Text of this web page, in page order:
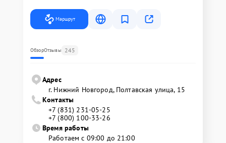
Маршрут
ОбзорОтзывы 245
Адрес
г. Нижний Новгород, Полтавская улица, 15
Контакты
+7 (831) 231-05-25
+7 (800) 100-33-26
Время работы
Работаем с 09:00 до 21:00